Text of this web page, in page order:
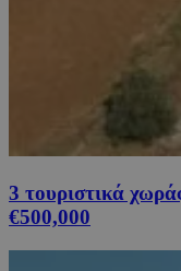
3 τουριστικά
€500,000